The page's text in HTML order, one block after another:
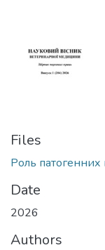
Files
Роль патогенних
Date
2026
Authors